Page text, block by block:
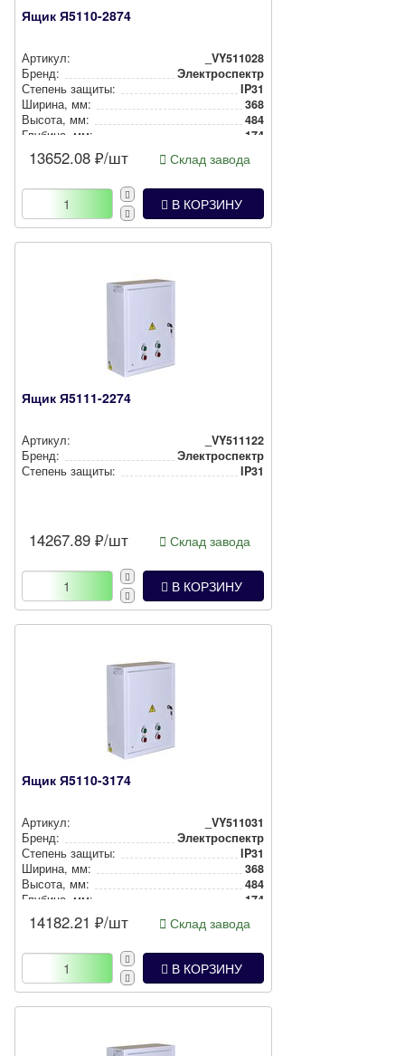
Ящик Я5110-2874
Артикул:
_VY511028
Бренд:
Электроспектр
Степень защиты:
IP31
Ширина, мм:
368
Высота, мм:
484
Глубина, мм:
174
13652.08 ₽/шт Склад завода
В КОРЗИНУ
Ящик Я5111-2274
Артикул:
_VY511122
Бренд:
Электроспектр
Степень защиты:
IP31
14267.89 ₽/шт Склад завода
В КОРЗИНУ
Ящик Я5110-3174
Артикул:
_VY511031
Бренд:
Электроспектр
Степень защиты:
IP31
Ширина, мм:
368
Высота, мм:
484
Глубина, мм:
174
14182.21 ₽/шт Склад завода
В КОРЗИНУ